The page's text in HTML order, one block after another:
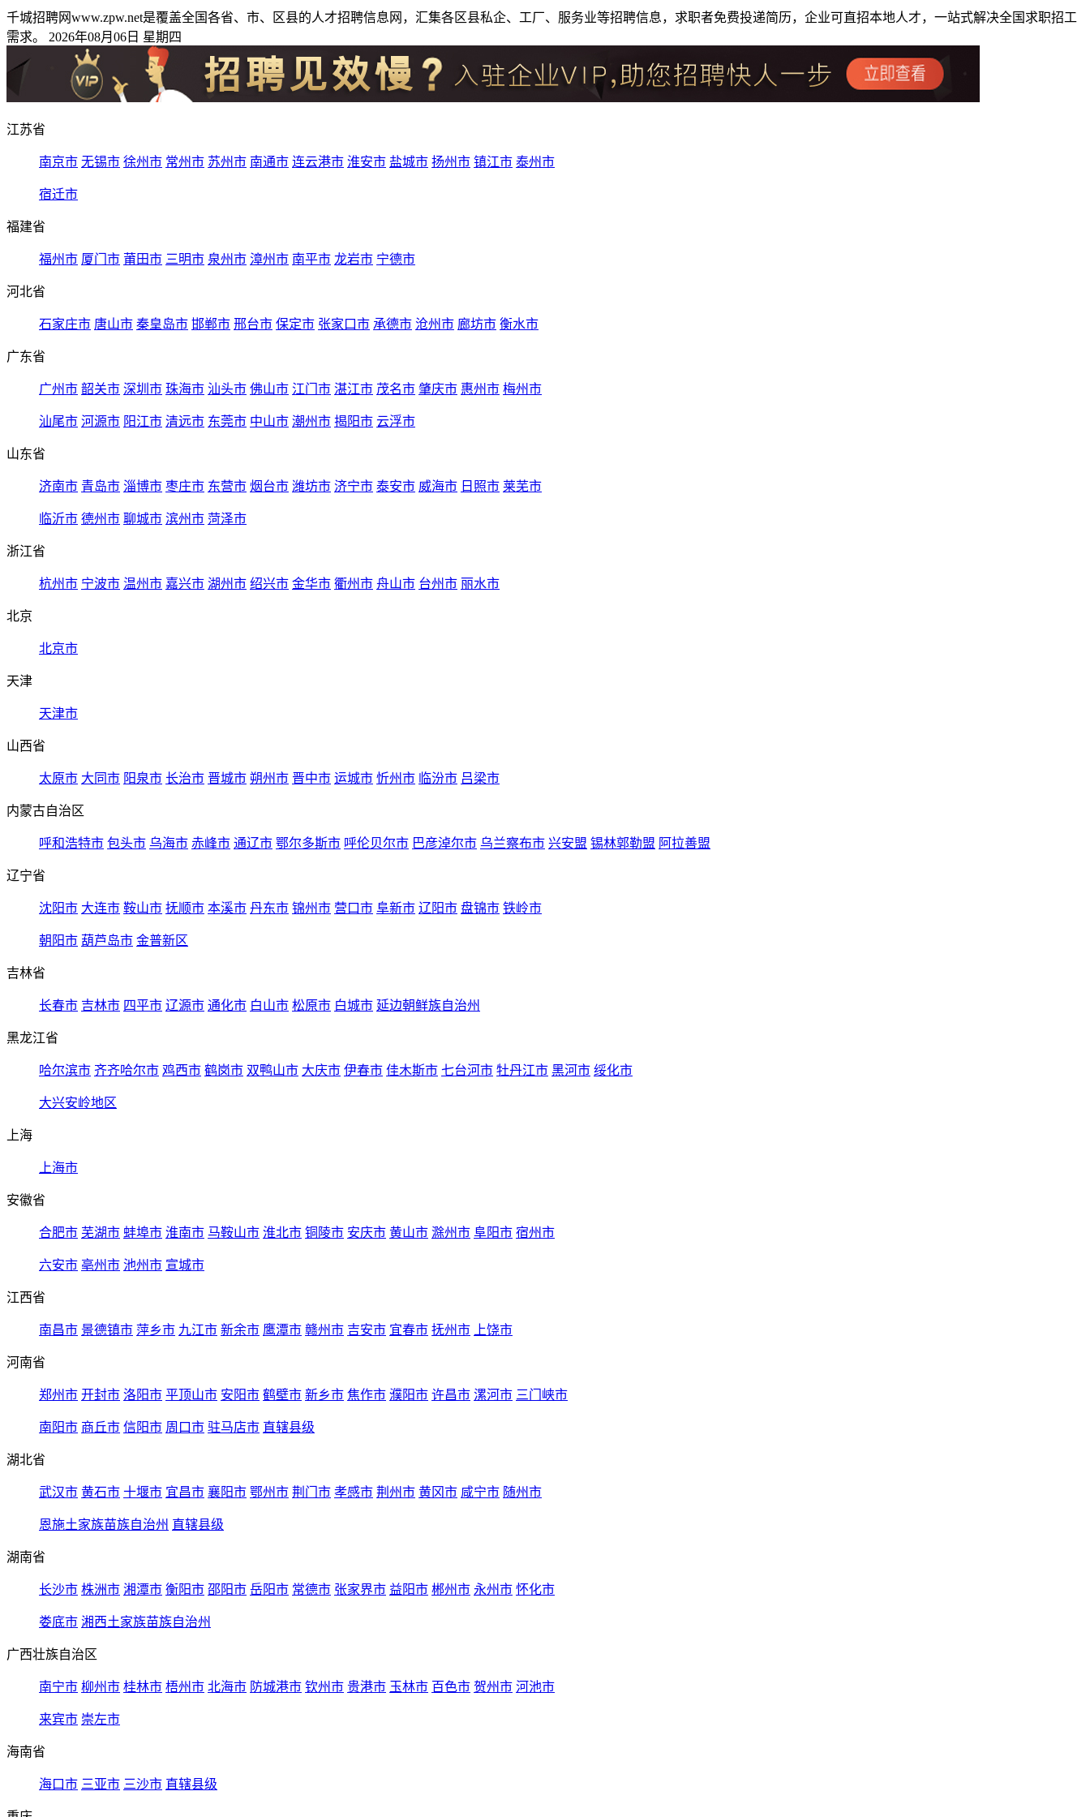
千城招聘网www.zpw.net是覆盖全国各省、市、区县的人才招聘信息网，汇集各区县私企、工厂、服务业等招聘信息，求职者免费投递简历，企业可直招本地人才，一站式解决全国求职招工
需求。 2026年08月06日 星期四
江苏省
南京市 无锡市 徐州市 常州市 苏州市 南通市 连云港市 淮安市 盐城市 扬州市 镇江市 泰州市
宿迁市
福建省
福州市 厦门市 莆田市 三明市 泉州市 漳州市 南平市 龙岩市 宁德市
河北省
石家庄市 唐山市 秦皇岛市 邯郸市 邢台市 保定市 张家口市 承德市 沧州市 廊坊市 衡水市
广东省
广州市 韶关市 深圳市 珠海市 汕头市 佛山市 江门市 湛江市 茂名市 肇庆市 惠州市 梅州市
汕尾市 河源市 阳江市 清远市 东莞市 中山市 潮州市 揭阳市 云浮市
山东省
济南市 青岛市 淄博市 枣庄市 东营市 烟台市 潍坊市 济宁市 泰安市 威海市 日照市 莱芜市
临沂市 德州市 聊城市 滨州市 菏泽市
浙江省
杭州市 宁波市 温州市 嘉兴市 湖州市 绍兴市 金华市 衢州市 舟山市 台州市 丽水市
北京
北京市
天津
天津市
山西省
太原市 大同市 阳泉市 长治市 晋城市 朔州市 晋中市 运城市 忻州市 临汾市 吕梁市
内蒙古自治区
呼和浩特市 包头市 乌海市 赤峰市 通辽市 鄂尔多斯市 呼伦贝尔市 巴彦淖尔市 乌兰察布市 兴安盟 锡林郭勒盟 阿拉善盟
辽宁省
沈阳市 大连市 鞍山市 抚顺市 本溪市 丹东市 锦州市 营口市 阜新市 辽阳市 盘锦市 铁岭市
朝阳市 葫芦岛市 金普新区
吉林省
长春市 吉林市 四平市 辽源市 通化市 白山市 松原市 白城市 延边朝鲜族自治州
黑龙江省
哈尔滨市 齐齐哈尔市 鸡西市 鹤岗市 双鸭山市 大庆市 伊春市 佳木斯市 七台河市 牡丹江市 黑河市 绥化市
大兴安岭地区
上海
上海市
安徽省
合肥市 芜湖市 蚌埠市 淮南市 马鞍山市 淮北市 铜陵市 安庆市 黄山市 滁州市 阜阳市 宿州市
六安市 亳州市 池州市 宣城市
江西省
南昌市 景德镇市 萍乡市 九江市 新余市 鹰潭市 赣州市 吉安市 宜春市 抚州市 上饶市
河南省
郑州市 开封市 洛阳市 平顶山市 安阳市 鹤壁市 新乡市 焦作市 濮阳市 许昌市 漯河市 三门峡市
南阳市 商丘市 信阳市 周口市 驻马店市 直辖县级
湖北省
武汉市 黄石市 十堰市 宜昌市 襄阳市 鄂州市 荆门市 孝感市 荆州市 黄冈市 咸宁市 随州市
恩施土家族苗族自治州 直辖县级
湖南省
长沙市 株洲市 湘潭市 衡阳市 邵阳市 岳阳市 常德市 张家界市 益阳市 郴州市 永州市 怀化市
娄底市 湘西土家族苗族自治州
广西壮族自治区
南宁市 柳州市 桂林市 梧州市 北海市 防城港市 钦州市 贵港市 玉林市 百色市 贺州市 河池市
来宾市 崇左市
海南省
海口市 三亚市 三沙市 直辖县级